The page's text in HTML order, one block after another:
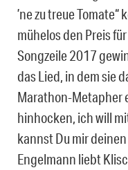
’ne zu treue
mühelos den Preis
Songzeile 2017
das Lied, in dem sie
Marathon-Metapher
hinhocken, ich will
kannst Du mir
Engelmann liebt